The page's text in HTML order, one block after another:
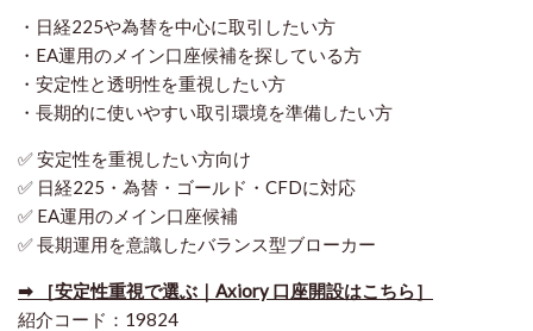
・日経225や為替を中心に取引したい方
・EA運用のメイン口座候補を探している方
・安定性と透明性を重視したい方
・長期的に使いやすい取引環境を準備したい方
✅ 安定性を重視したい方向け
✅ 日経225・為替・ゴールド・CFDに対応
✅ EA運用のメイン口座候補
✅ 長期運用を意識したバランス型ブローカー
➡ ［安定性重視で選ぶ｜Axiory 口座開設はこちら］
紹介コード：19824